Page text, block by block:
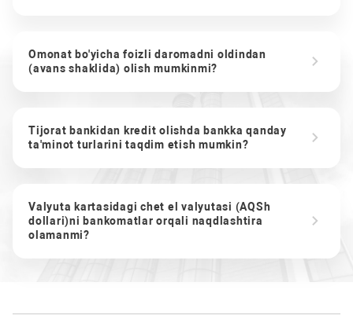
Omonat bo'yicha foizli daromadni oldindan
(avans shaklida) olish mumkinmi?
Tijorat bankidan kredit olishda bankka qanday
ta'minot turlarini taqdim etish mumkin?
Valyuta kartasidagi chet el valyutasi (AQSh
dollari)ni bankomatlar orqali naqdlashtira
olamanmi?